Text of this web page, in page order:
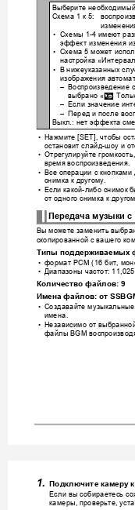
Выберите необходимый
Схема 1 к 5:
•
Схемы 1-4 имеют
эффект изменения
•
Схема 5 может
настройка «Интервал
•
В нижеуказанных
изображения
–
Воспроизведение
выбрано « »
–
Если значение
–
Перед и после
Выкл .: нет эффекта
• Нажмите [SET], чтобы
остановит слайд-шоу и
•
Отрегулируйте громкость,
время воспроизведения.
• Все операции с кнопками
снимка к другому.
•
Если какой- либо снимок
от одного снимка к
Передача музыки с
Вы можете заменить
скопированной с вашего
Типы поддерживаемых
• формат PCM (1 6 бит
• Диапазоны частот:
Количество файлов: 9
Имена файлов: от
• Создавайте музыкальные
имена.
•
Независимо от
файлы BGM воспроизв
1. Подключите камеру к
Если вы собираетесь
камеры, проверьте,